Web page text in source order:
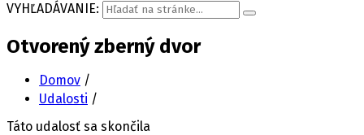
VYHĽADÁVANIE:
Otvorený zberný dvor
Domov /
Udalosti /
Táto udalosť sa skončila